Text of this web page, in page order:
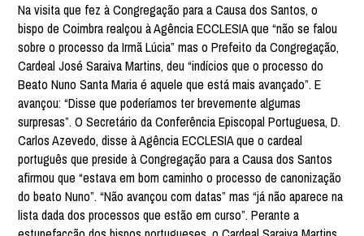
Na visita que fez à Congregação para a Causa dos Santos, o
bispo de Coimbra realçou à Agência ECCLESIA que “não se falou
sobre o processo da Irmã Lúcia” mas o Prefeito da Congregação,
Cardeal José Saraiva Martins, deu “indícios que o processo do
Beato Nuno Santa Maria é aquele que está mais avançado”. E
avançou: “Disse que poderíamos ter brevemente algumas
surpresas”. O Secretário da Conferência Episcopal Portuguesa, D.
Carlos Azevedo, disse à Agência ECCLESIA que o cardeal
português que preside à Congregação para a Causa dos Santos
afirmou que “estava em bom caminho o processo de canonização
do beato Nuno”. “Não avançou com datas” mas “já não aparece na
lista dada dos processos que estão em curso”. Perante a